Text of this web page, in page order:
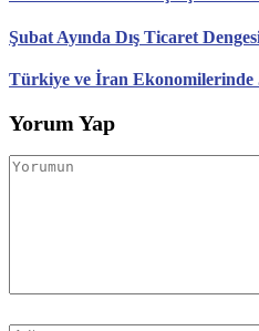
Şubat Ayında Dış Ticaret
Türkiye ve İran
Yorum Yap